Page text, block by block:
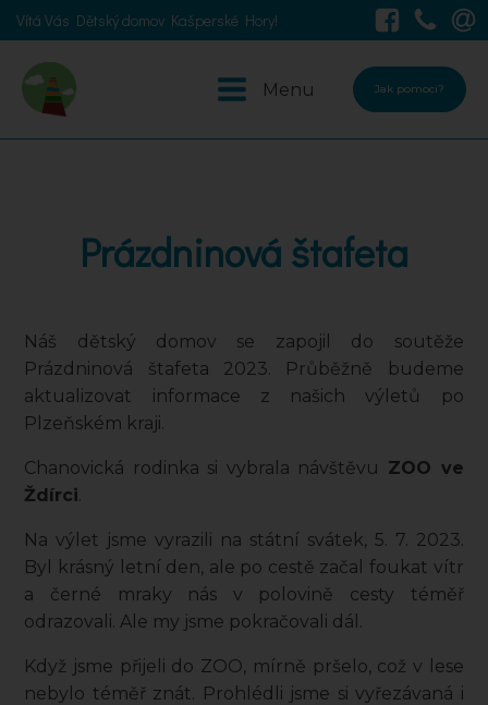
Vítá Vás Dětský domov Kašperské Hory!
Menu Jak pomoci?
Prázdninová štafeta
Náš dětský domov se zapojil do soutěže
Prázdninová štafeta 2023. Průběžně budeme
aktualizovat informace z našich výletů po
Plzeňském kraji.
Chanovická rodinka si vybrala návštěvu ZOO ve
Ždírci.
Na výlet jsme vyrazili na státní svátek, 5. 7. 2023.
Byl krásný letní den, ale po cestě začal foukat vítr
a černé mraky nás v polovině cesty téměř
odrazovali. Ale my jsme pokračovali dál.
Když jsme přijeli do ZOO, mírně pršelo, což v lese
nebylo téměř znát. Prohlédli jsme si vyřezávaná i